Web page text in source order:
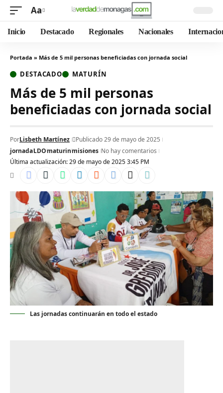
Aa
Inicio Destacado Regionales Nacionales
Portada » Más de 5 mil personas beneficiadas con jornada social
DESTACADO MATURÍN
Más de 5 mil personas
beneficiadas con jornada social
Última actualización: 29 de mayo de 2025 3:45 PM
PorLisbeth Martínez
Publicado 29 de mayo de 2025
jornadaLDOmaturinmisiones No hay comentarios
Las jornadas continuarán en todo el estado